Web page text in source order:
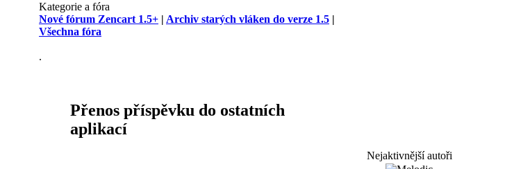
Kategorie a fóra
Nové fórum Zencart 1.5+ | Archiv starých vláken do verze 1.5 |
Všechna fóra
.
Přenos příspěvku do ostatních
aplikací
Nejaktivnější autoři